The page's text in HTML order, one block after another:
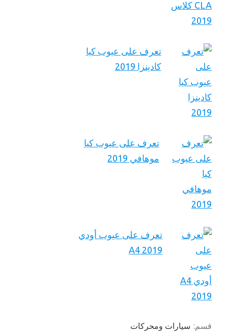
تعرف على عيوب كيا
كادينزا 2019
تعرف على عيوب كيا
موهافي 2019
تعرف على عيوب أودي
A4 2019
قسم: سيارات ومحركات